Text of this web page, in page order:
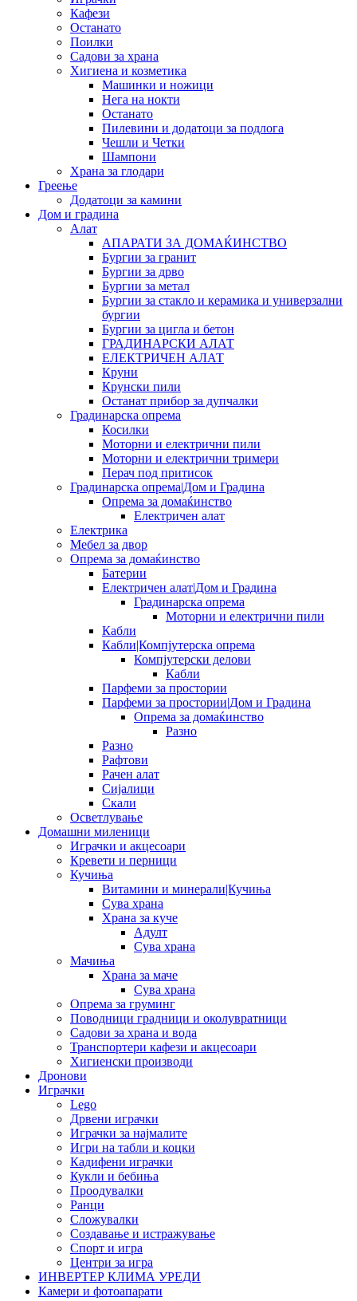
Кафези
Останато
Поилки
Садови за храна
Хигиена и козметика
Машинки и ножици
Нега на нокти
Останато
Пилевини и додатоци за подлога
Чешли и Четки
Шампони
Храна за глодари
Греење
Додатоци за камини
Дом и градина
Алат
АПАРАТИ ЗА ДОМАЌИНСТВО
Бургии за гранит
Бургии за дрво
Бургии за метал
Бургии за стакло и керамика и универзални
бургии
Бургии за цигла и бетон
ГРАДИНАРСКИ АЛАТ
ЕЛЕКТРИЧЕН АЛАТ
Круни
Крунски пили
Останат прибор за дупчалки
Градинарска опрема
Косилки
Моторни и електрични пили
Моторни и електрични тримери
Перач под притисок
Градинарска опрема|Дом и Градина
Опрема за домаќинство
Електричен алат
Електрика
Мебел за двор
Опрема за домаќинство
Батерии
Електричен алат|Дом и Градина
Градинарска опрема
Моторни и електрични пили
Кабли
Кабли|Компјутерска опрема
Компјутерски делови
Кабли
Парфеми за простории
Парфеми за простории|Дом и Градина
Опрема за домаќинство
Разно
Разно
Рафтови
Рачен алат
Сијалици
Скали
Осветлување
Домашни миленици
Играчки и акцесоари
Кревети и перници
Кучиња
Витамини и минерали|Кучиња
Сува храна
Храна за куче
Адулт
Сува храна
Мачиња
Храна за маче
Сува храна
Опрема за груминг
Поводници градници и околувратници
Садови за храна и вода
Транспортери кафези и акцесоари
Хигиенски производи
Дронови
Играчки
Lego
Дрвени играчки
Играчки за најмалите
Игри на табли и коцки
Кадифени играчки
Кукли и бебиња
Проодувалки
Ранци
Сложувалки
Создавање и истражување
Спорт и игра
Центри за игра
ИНВЕРТЕР КЛИМА УРЕДИ
Камери и фотоапарати